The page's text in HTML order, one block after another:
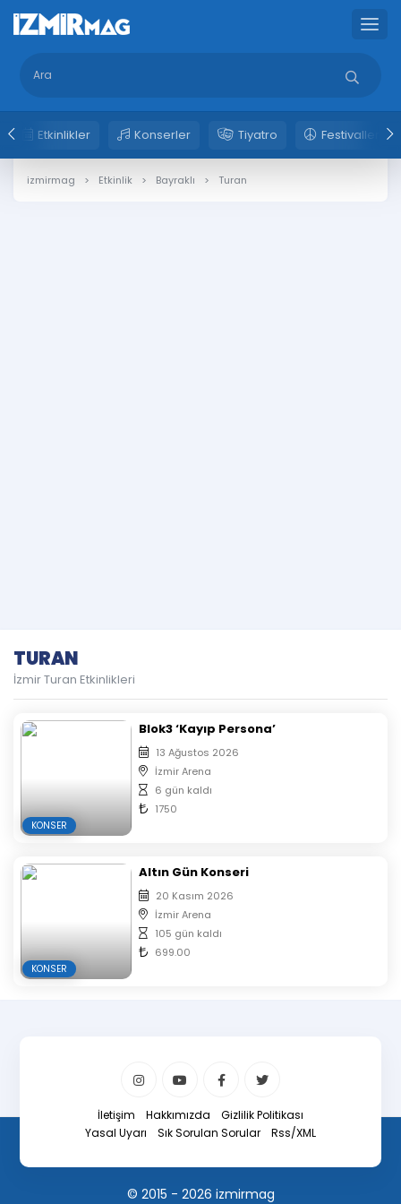
Etkinlikler Konserler Tiyatro Festivaller
izmirmag Etkinlik Bayraklı Turan
TURAN
İzmir Turan Etkinlikleri
KONSER
Blok3 ‘Kayıp Persona’
13 Ağustos 2026
İzmir Arena
6 gün kaldı
1750
KONSER
Altın Gün Konseri
20 Kasım 2026
İzmir Arena
105 gün kaldı
699.00
İletişim Hakkımızda
Gizlilik Politikası
Yasal Uyarı
Sık Sorulan Sorular Rss/XML
© 2015 - 2026 izmirmag